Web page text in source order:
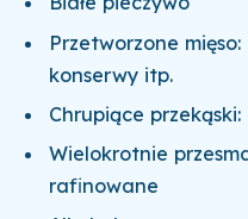
Przetworzone
konserwy itp.
Chrupiące
Wielokrotnie
rafinowane